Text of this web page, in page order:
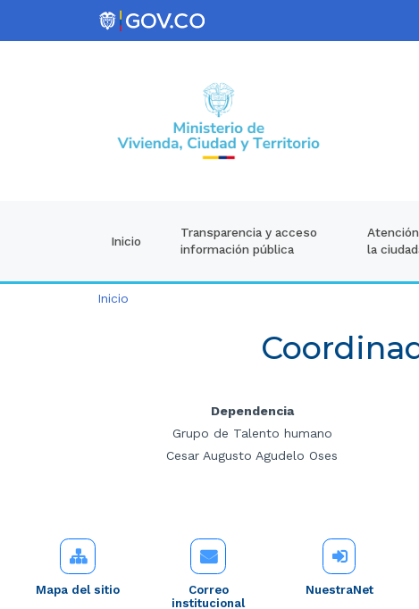
Inicio
Transparencia y acceso
información pública
la
Inicio
Dependencia
Grupo de Talento humano
Cesar Augusto Agudelo Oses
Mapa del sitio
Correo
institucional
NuestraNet